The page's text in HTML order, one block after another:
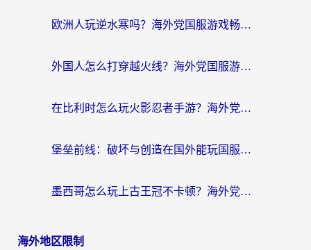
欧洲人玩逆水寒吗？海外党国服游戏畅玩终极指南（附低延迟秘籍）
外国人怎么打穿越火线？海外党国服游戏加速器终极攻略（附3大热门游戏解决方案）
在比利时怎么玩火影忍者手游？海外党亲测有效的国服游戏加速指南
堡垒前线：破坏与创造在国外能玩国服吗？海外玩家国服畅玩终极指南
墨西哥怎么玩上古王冠不卡顿？海外党国服游戏加速器选择全攻略
海外地区限制